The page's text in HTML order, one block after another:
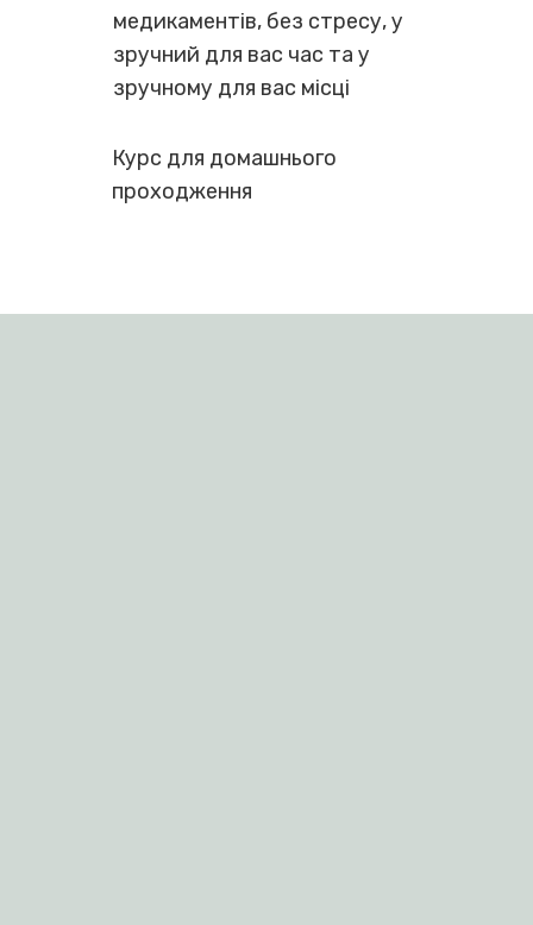
виконаних вправ
проходження
Без походів до психолога, без
зручний для вас час та у
зручному для вас місці